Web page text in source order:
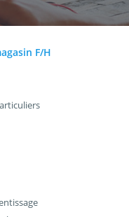
F/H